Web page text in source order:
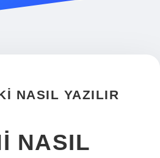
NASIL YAZILIR
NASIL